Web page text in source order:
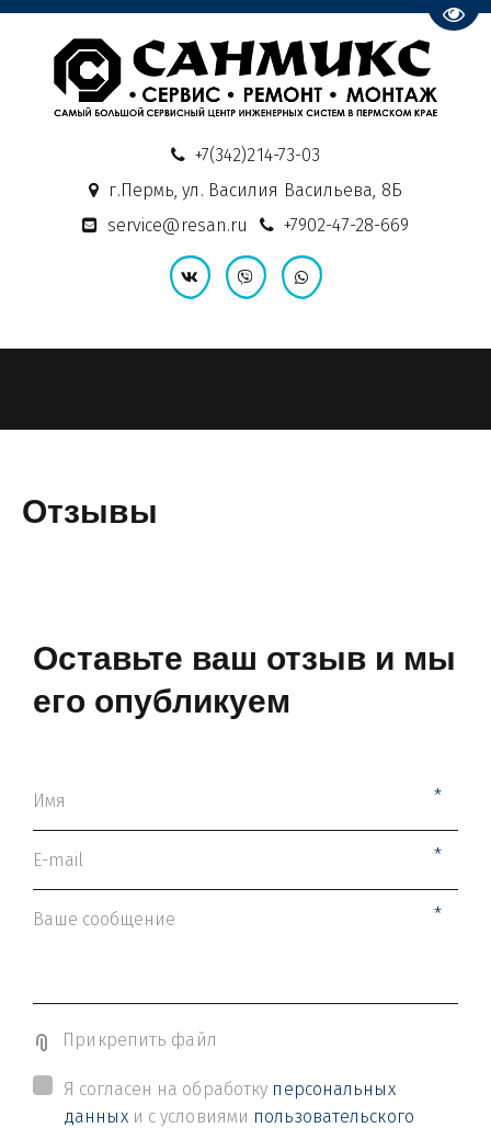
+7(342)214-73-03
г.Пермь,ул. Василия Васильева, 8Б
service@resan.ru
+7902-47-28-669
Отзывы
Оставьте ваш отзыв и мы
его опубликуем
*
*
*
Прикрепить файл
Я согласен на обработку персональных
данныхи с условиями пользовательского